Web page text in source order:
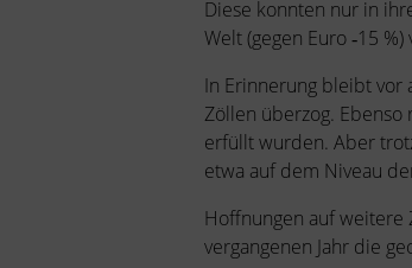
Diese konnten nur in
Welt (gegen Euro ‑15
In Erinnerung bleibt vor
Zöllen überzog.
erfüllt wurden. Aber
etwa auf dem Niveau
Hoffnungen auf weitere
vergangenen Jahr die